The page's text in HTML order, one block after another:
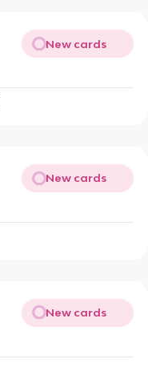
New cards
New cards
New cards